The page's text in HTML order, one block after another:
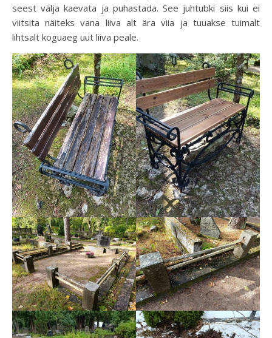
seest välja kaevata ja puhastada. See juhtubki siis kui ei
viitsita näiteks vana liiva alt ära viia ja tuuakse tuimalt
lihtsalt koguaeg uut liiva peale.